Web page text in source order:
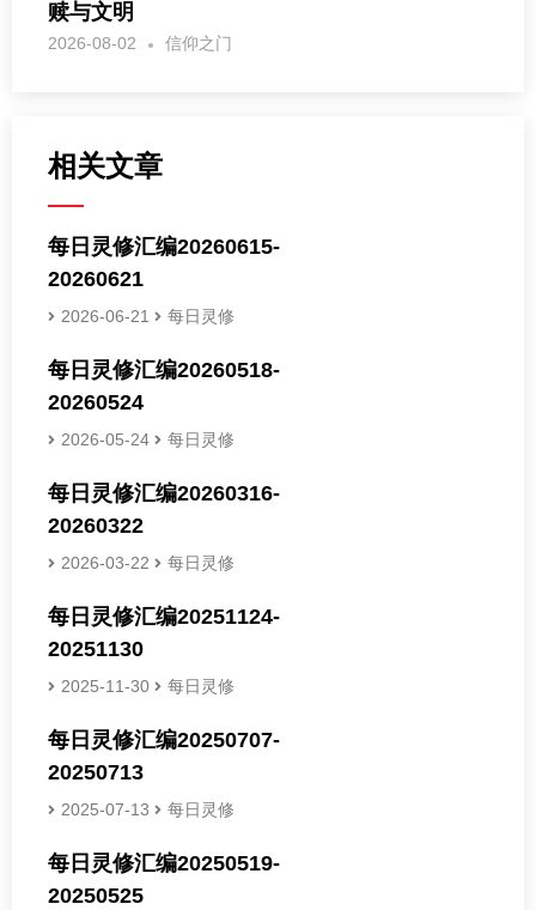
赎与文明
2026-08-02 信仰之门
相关文章
每日灵修汇编20260615-
20260621
2026-06-21 每日灵修
每日灵修汇编20260518-
20260524
2026-05-24 每日灵修
每日灵修汇编20260316-
20260322
2026-03-22 每日灵修
每日灵修汇编20251124-
20251130
2025-11-30 每日灵修
每日灵修汇编20250707-
20250713
2025-07-13 每日灵修
每日灵修汇编20250519-
20250525